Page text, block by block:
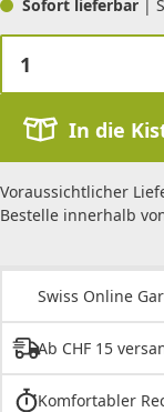
Sofort lieferbar |
In die
Voraussichtlicher
Bestelle innerhalb
Swiss Online
Ab CHF 15
Komfortabler